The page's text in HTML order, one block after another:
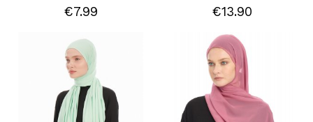
€7.99 €13.90